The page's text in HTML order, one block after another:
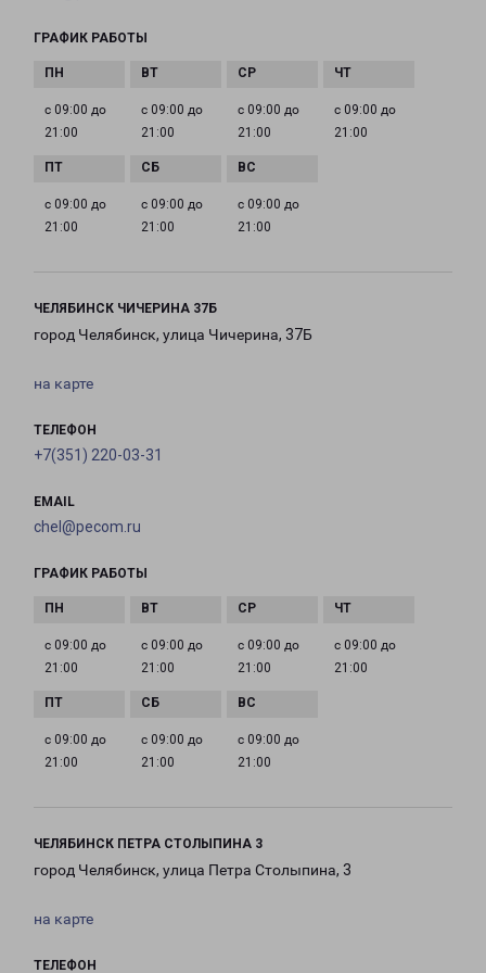
ГРАФИК РАБОТЫ
с 09:00 до
21:00
с 09:00 до
21:00
с 09:00 до
21:00
с 09:00 до
21:00
с 09:00 до
21:00
с 09:00 до
21:00
с 09:00 до
21:00
ЧЕЛЯБИНСК ЧИЧЕРИНА 37Б
город Челябинск, улица Чичерина, 37Б
на карте
ТЕЛЕФОН
+7(351) 220-03-31
EMAIL
chel@pecom.ru
ГРАФИК РАБОТЫ
с 09:00 до
21:00
с 09:00 до
21:00
с 09:00 до
21:00
с 09:00 до
21:00
с 09:00 до
21:00
с 09:00 до
21:00
с 09:00 до
21:00
ЧЕЛЯБИНСК ПЕТРА СТОЛЫПИНА 3
город Челябинск, улица Петра Столыпина, 3
на карте
ТЕЛЕФОН